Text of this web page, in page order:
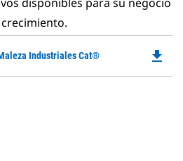
Industriales Cat® file_download